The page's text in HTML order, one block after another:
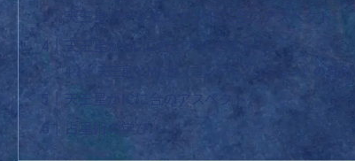
天王星がディセンダントに合のアスペクト
天王星がMCに合のアスペクト
天王星とMC合（コンジャンクション）の有名人
天王星がICに合のアスペクト
占星術の学び